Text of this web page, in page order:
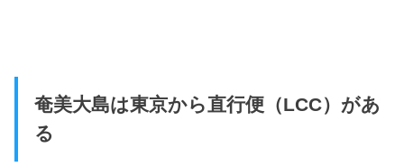
奄美大島は東京から直行便（LCC）があ
る